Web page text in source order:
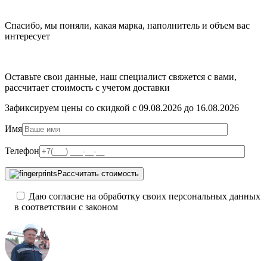
Спасибо, мы поняли, какая марка, наполнитель и объем вас
интересует
Оставьте свои данные, наш специалист свяжется с вами,
рассчитает стоимость с учетом доставки
Зафиксируем цены со скидкой с 09.08.2026 до 16.08.2026
Имя
Телефон
Рассчитать стоимость
Даю согласие на обработку своих персональных данных
в соответствии с законом